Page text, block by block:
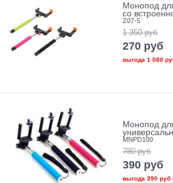
Монопод
cо
Z07-5
1 350 руб
270 руб
выгода 1 080
Монопод
MNPD100
780 руб
390 руб
выгода 390 руб